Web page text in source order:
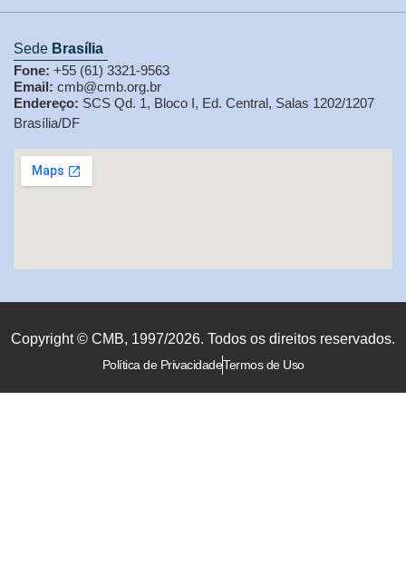
Sede Brasília
Fone: +55 (61) 3321-9563
Email: cmb@cmb.org.br
Endereço: SCS Qd. 1, Bloco I, Ed. Central, Salas 1202/1207
Brasília/DF
Copyright © CMB, 1997/2026. Todos os direitos reservados.
Política de PrivacidadeTermos de Uso